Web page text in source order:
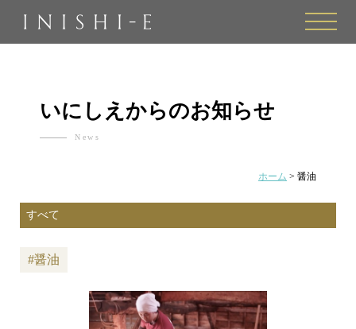
toggle
いにしえからのお知らせ
News
ホーム > 醤油
#醤油